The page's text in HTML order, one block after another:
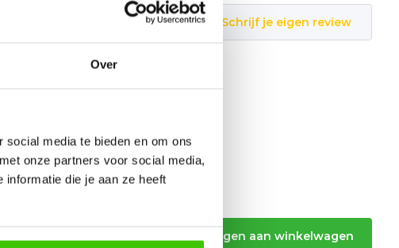
Over
media te bieden en om ons
onze partners voor social media,
informatie die je aan ze heeft
Schrijf je eigen review
Toevoegen aan winkelwagen